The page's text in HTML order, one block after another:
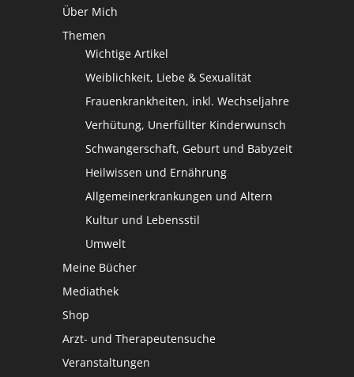
Über Mich
Themen
Wichtige Artikel
Weiblichkeit, Liebe & Sexualität
Frauenkrankheiten, inkl. Wechseljahre
Verhütung, Unerfüllter Kinderwunsch
Schwangerschaft, Geburt und Babyzeit
Heilwissen und Ernährung
Allgemeinerkrankungen und Altern
Kultur und Lebensstil
Umwelt
Meine Bücher
Mediathek
Shop
Arzt- und Therapeutensuche
Veranstaltungen